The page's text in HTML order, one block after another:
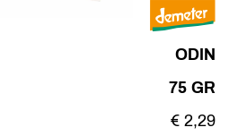
ODIN
75 GR
€ 2,29